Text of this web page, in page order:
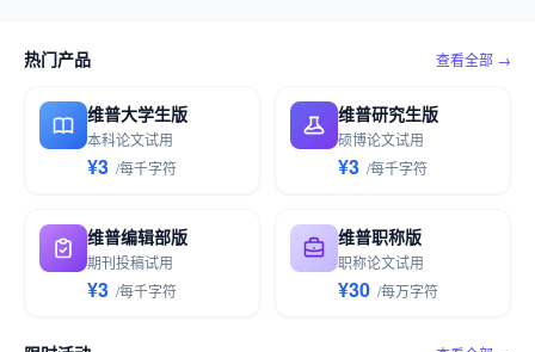
热门产品 查看全部 →
维普大学生版
本科论文试用
¥3 /每千字符
维普研究生版
硕博论文试用
¥3 /每千字符
维普编辑部版
期刊投稿试用
¥3 /每千字符
维普职称版
职称论文试用
¥30 /每万字符